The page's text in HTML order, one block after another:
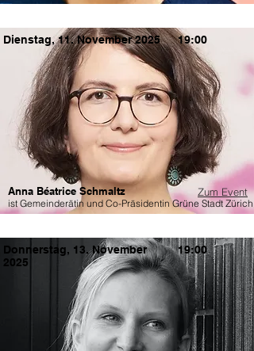
Dienstag, 11. November 2025 19:00
Anna Béatrice Schmaltz
ist Gemeinderätin und Co-Präsidentin Grüne Stadt Zürich
Zum Event
Donnerstag, 13. November
2025
19:00